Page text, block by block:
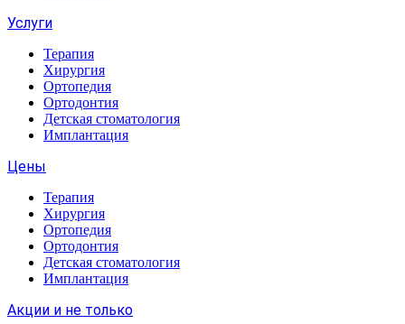
Услуги
Терапия
Хирургия
Ортопедия
Ортодонтия
Детская стоматология
Имплантация
Цены
Терапия
Хирургия
Ортопедия
Ортодонтия
Детская стоматология
Имплантация
Акции и не только